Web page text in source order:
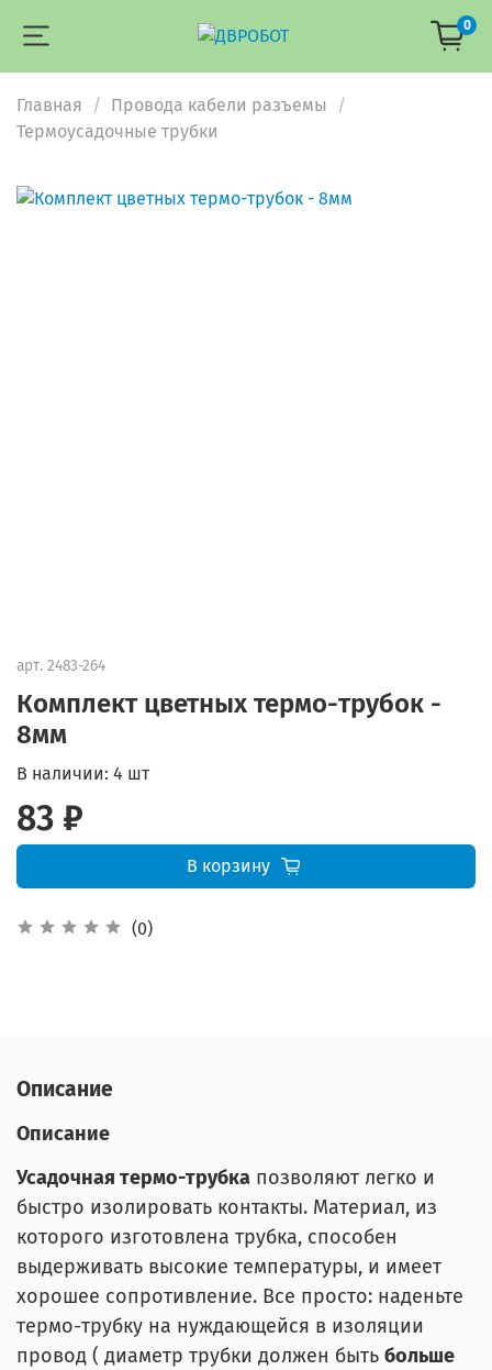
0
Главная
Провода кабели разъемы
Термоусадочные трубки
арт. 2483-264
Комплект цветных термо-трубок -
8мм
(0)
В наличии: 4 шт
83 ₽
В корзину
Описание
Описание
Усадочная термо-трубка позволяют легко и
быстро изолировать контакты. Материал, из
которого изготовлена трубка, способен
выдерживать высокие температуры, и имеет
хорошее сопротивление. Все просто: наденьте
термо-трубку на нуждающейся в изоляции
провод ( диаметр трубки должен быть больше